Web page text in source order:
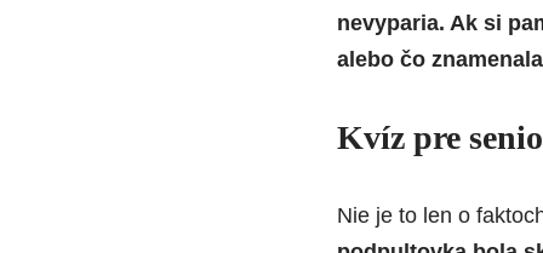
nevyparia. Ak si
alebo čo
Kvíz pre
Nie je to len o